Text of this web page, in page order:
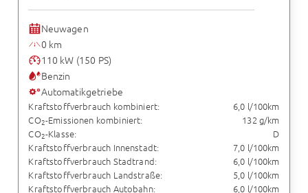
Neuwagen
0 km
110 kW (150 PS)
Benzin
Automatikgetriebe
Kraftstoffverbrauch kombiniert:
6,0 l/100km
CO2-Emissionen kombiniert:
132 g/km
CO2-Klasse:
D
Kraftstoffverbrauch Innenstadt:
7,0 l/100km
Kraftstoffverbrauch Stadtrand:
6,0 l/100km
Kraftstoffverbrauch Landstraße:
5,0 l/100km
Kraftstoffverbrauch Autobahn:
6,0 l/100km